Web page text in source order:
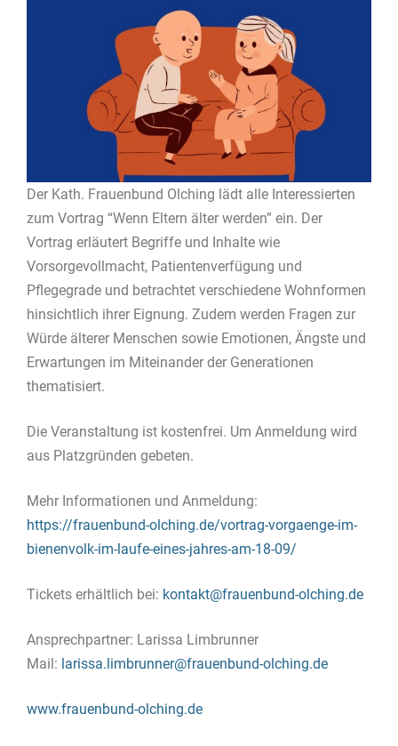
Der Kath. Frauenbund Olching lädt alle Interessierten
zum Vortrag “Wenn Eltern älter werden” ein. Der
Vortrag erläutert Begriffe und Inhalte wie
Vorsorgevollmacht, Patientenverfügung und
Pflegegrade und betrachtet verschiedene Wohnformen
hinsichtlich ihrer Eignung. Zudem werden Fragen zur
Würde älterer Menschen sowie Emotionen, Ängste und
Erwartungen im Miteinander der Generationen
thematisiert.
Die Veranstaltung ist kostenfrei. Um Anmeldung wird
aus Platzgründen gebeten.
Mehr Informationen und Anmeldung:
https://frauenbund-olching.de/vortrag-vorgaenge-im-
bienenvolk-im-laufe-eines-jahres-am-18-09/
Tickets erhältlich bei: kontakt@frauenbund-olching.de
Ansprechpartner: Larissa Limbrunner
Mail: larissa.limbrunner@frauenbund-olching.de
www.frauenbund-olching.de